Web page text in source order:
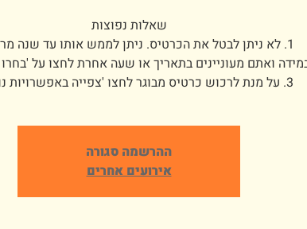
3. על מנת לרכוש כרטיס מבוגר לחצו 'צפייה באפשרויות נוספות'.
ההרשמה סגורה
אירועים אחרים